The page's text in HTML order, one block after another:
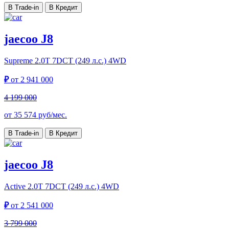
В Trade-in В Кредит
jaecoo J8
Supreme 2.0T 7DCT (249 л.с.) 4WD
₽от 2 941 000
4 199 000
от 35 574 руб/мес.
В Trade-in В Кредит
jaecoo J8
Active 2.0T 7DCT (249 л.с.) 4WD
₽от 2 541 000
3 799 000